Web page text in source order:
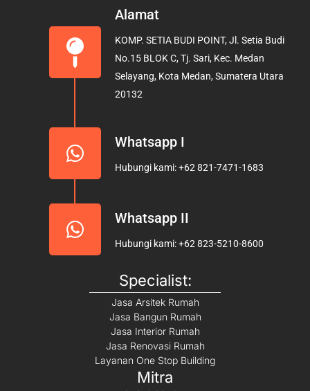
e
o
o
k
t
g
r
a
b
e
Alamat
KOMP. SETIA BUDI POINT, Jl. Setia Budi
No.15 BLOK C, Tj. Sari, Kec. Medan
Selayang, Kota Medan, Sumatera Utara
20132
Whatsapp I
Hubungi kami: +62 821-7471-1683
Whatsapp II
Hubungi kami: +62 823-5210-8600
Specialist:
Jasa Arsitek Rumah
Jasa Bangun Rumah
Jasa Interior Rumah
Jasa Renovasi Rumah
Layanan One Stop Building
Mitra